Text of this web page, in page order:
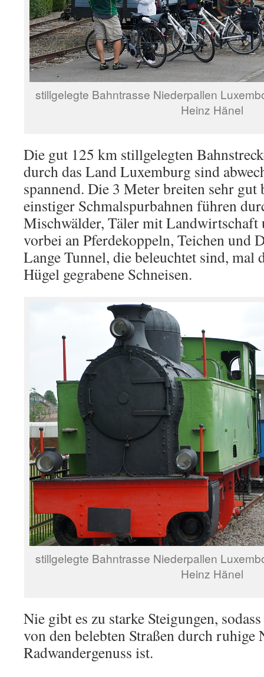
stillgelegte Bahntrasse Niederpallen
Heinz Hänel
Die gut 125 km stillgelegten
durch das Land Luxemburg sind
spannend. Die 3 Meter breiten sehr gut
einstiger Schmalspurbahnen führen
Mischwälder, Täler mit Landwirtschaft
vorbei an Pferdekoppeln, Teichen und
Lange Tunnel, die beleuchtet sind, mal
Hügel gegrabene Schneisen.
stillgelegte Bahntrasse Niederpallen
Heinz Hänel
Nie gibt es zu starke Steigungen,
von den belebten Straßen durch ruhige
Radwandergenuss ist.